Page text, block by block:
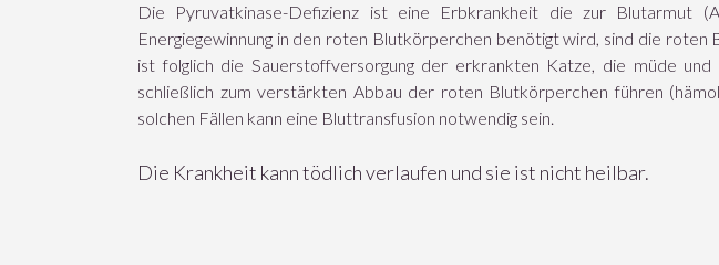
Die Pyruvatkinase-Defizienz ist eine Erbkrankheit die zur Blutarmut
Energiegewinnung in den roten Blutkörperchen benötigt wird, sind die
ist folglich die Sauerstoffversorgung der erkrankten Katze, die müde
schließlich zum verstärkten Abbau der roten Blutkörperchen führen
solchen Fällen kann eine Bluttransfusion notwendig sein.
Die Krankheit kann tödlich verlaufen und sie ist nicht heilbar.